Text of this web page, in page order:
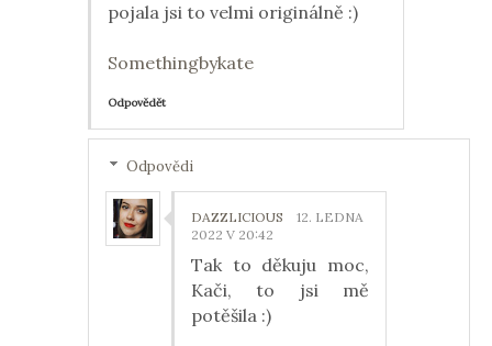
pojala jsi to velmi originálně :)
Somethingbykate
Odpovědět
Odpovědi
DAZZLICIOUS
12. LEDNA
2022 V 20:42
Tak to děkuju moc,
Kači, to jsi mě
potěšila :)